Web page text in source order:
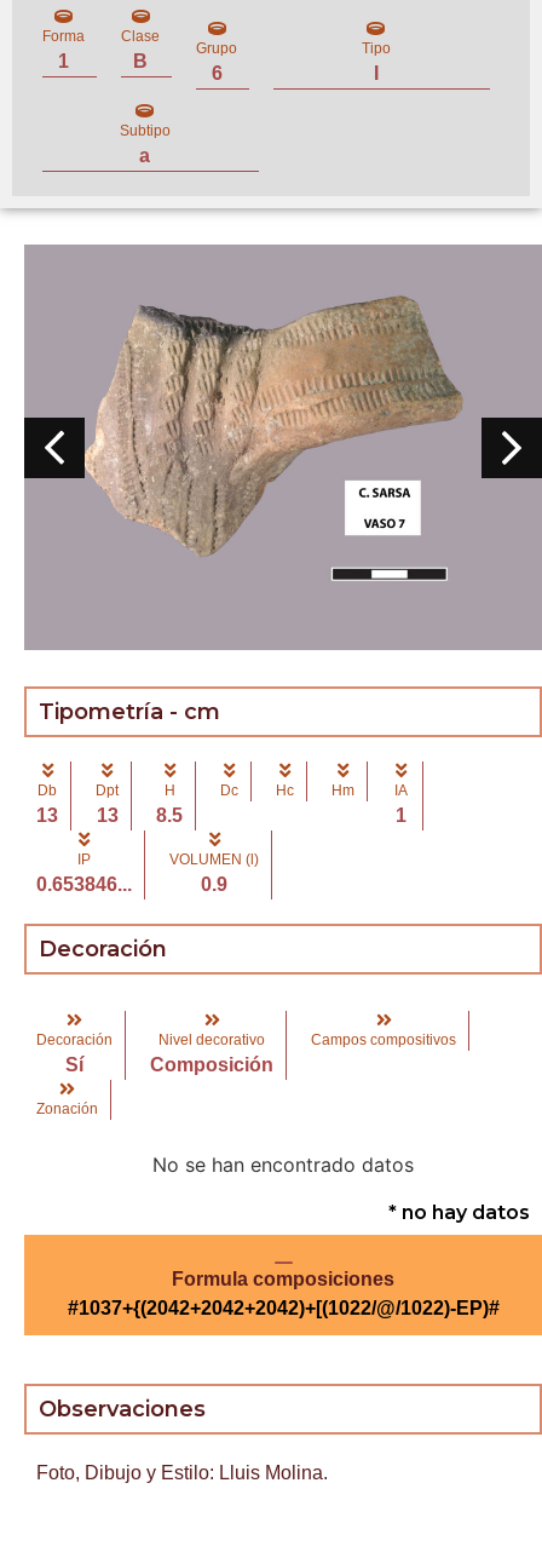
Forma
1
Clase
B
Grupo
6
Tipo
Subtipo
a
Tipometría - cm
Db
13
Dpt
13
H
8.5
Dc Hc Hm IA
1
IP
0.653846...
VOLUMEN (l)
0.9
Decoración
Decoración
Sí
Nivel decorativo
Composición
Campos compositivos
Zonación
No se han encontrado datos
* no hay datos
Formula composiciones
#1037+{(2042+2042+2042)+[(1022/@/1022)-EP)#
Observaciones
Foto, Dibujo y Estilo: Lluis Molina.